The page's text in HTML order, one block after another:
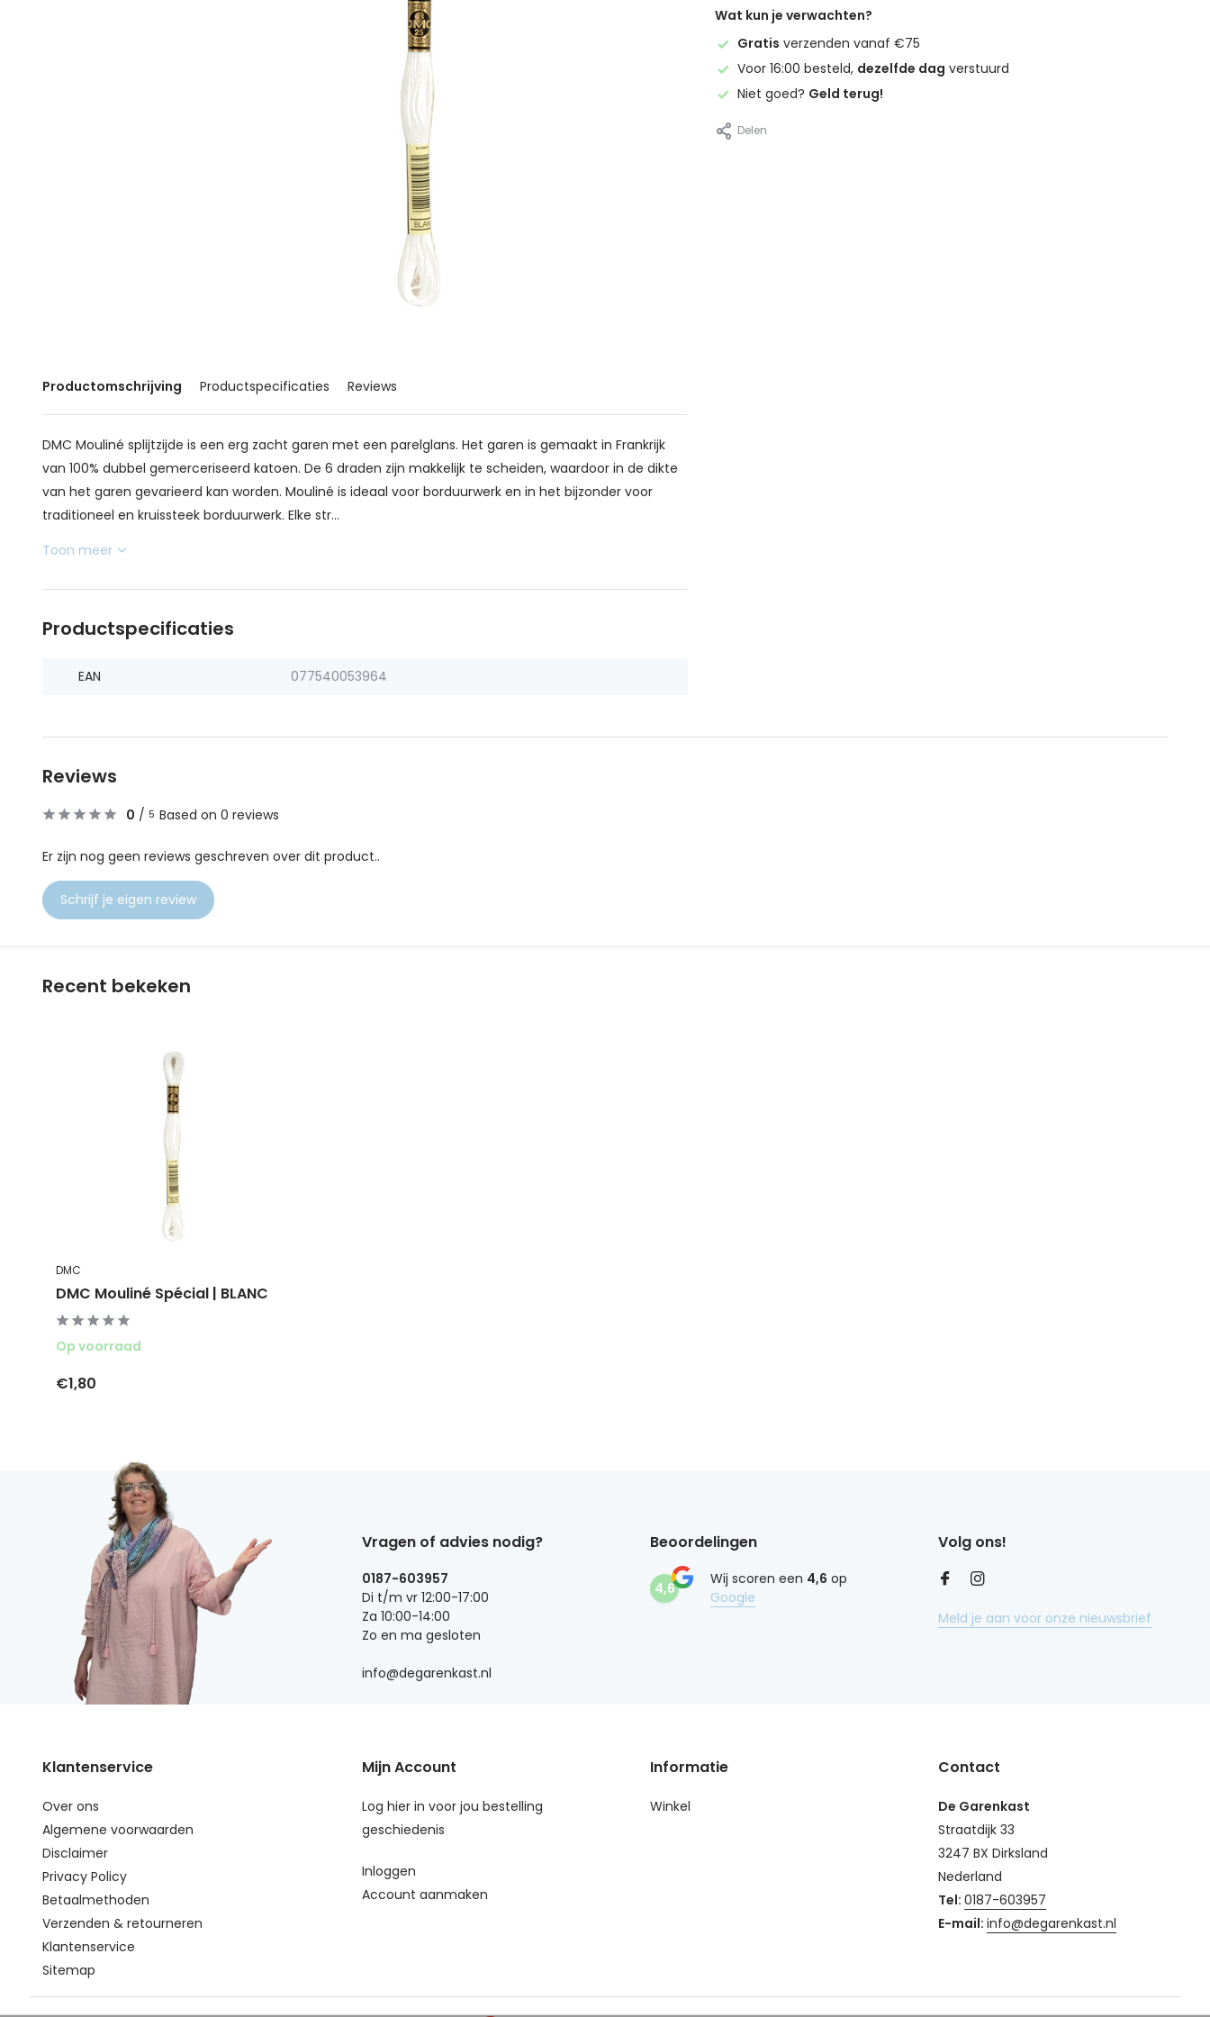
Productomschrijving Productspecificaties Reviews
DMC Mouliné splijtzijde is een erg zacht garen met een parelglans. Het garen is gemaakt in Frankrijk
van 100% dubbel gemerceriseerd katoen. De 6 draden zijn makkelijk te scheiden, waardoor in de dikte
van het garen gevarieerd kan worden. Mouliné is ideaal voor borduurwerk en in het bijzonder voor
traditioneel en kruissteek borduurwerk. Elke str...
Toon meer
Productspecificaties
EAN 077540053964
Wat kun je verwachten?
Gratis verzenden vanaf €75
Voor 16:00 besteld, dezelfde dag verstuurd
Niet goed? Geld terug!
Delen
Reviews
0 / 5 Based on 0 reviews
Er zijn nog geen reviews geschreven over dit product..
Schrijf je eigen review
Recent bekeken
DMC
DMC Mouliné Spécial | BLANC
Op voorraad
€1,80
Vragen of advies nodig?
0187-603957
Di t/m vr 12:00-17:00
Za 10:00-14:00
Zo en ma gesloten
info@degarenkast.nl
Beoordelingen
4,6
Wij scoren een 4,6 op
Google
Volg ons!
Meld je aan voor onze nieuwsbrief
Klantenservice
Over ons
Algemene voorwaarden
Disclaimer
Privacy Policy
Betaalmethoden
Verzenden & retourneren
Klantenservice
Sitemap
Mijn Account
Log hier in voor jou bestelling
geschiedenis
Inloggen
Account aanmaken
Informatie
Winkel
Contact
De Garenkast
Straatdijk 33
3247 BX Dirksland
Nederland
Tel: 0187-603957
E-mail: info@degarenkast.nl